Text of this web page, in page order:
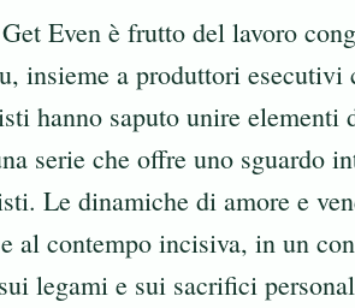
Even è frutto del lavoro
insieme a produttori
hanno saputo unire elementi
serie che offre uno sguardo
Le dinamiche di amore e
al contempo incisiva, in un
legami e sui sacrifici